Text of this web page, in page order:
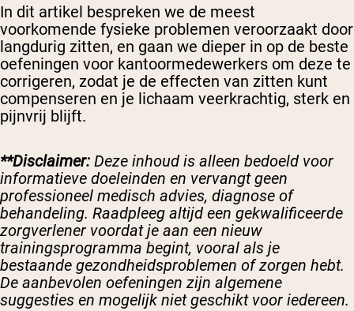
In dit artikel bespreken we de meest
voorkomende fysieke problemen veroorzaakt door
langdurig zitten, en gaan we dieper in op de beste
oefeningen voor kantoormedewerkers om deze te
corrigeren, zodat je de effecten van zitten kunt
compenseren en je lichaam veerkrachtig, sterk en
pijnvrij blijft.
**Disclaimer: Deze inhoud is alleen bedoeld voor
informatieve doeleinden en vervangt geen
professioneel medisch advies, diagnose of
behandeling. Raadpleeg altijd een gekwalificeerde
zorgverlener voordat je aan een nieuw
trainingsprogramma begint, vooral als je
bestaande gezondheidsproblemen of zorgen hebt.
De aanbevolen oefeningen zijn algemene
suggesties en mogelijk niet geschikt voor iedereen.